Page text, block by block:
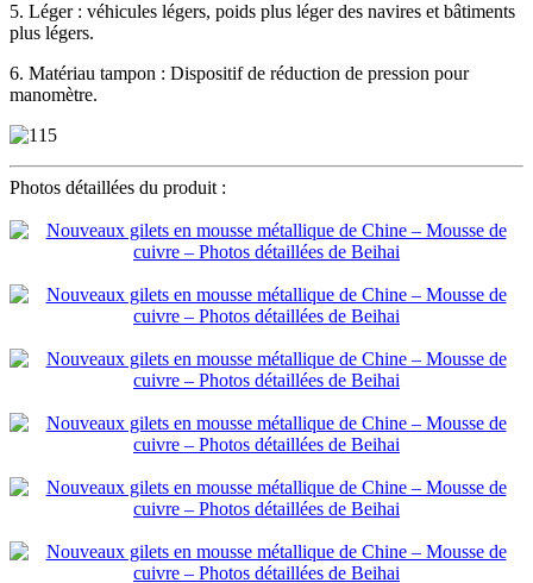
5. Léger : véhicules légers, poids plus léger des navires et bâtiments
plus légers.
6. Matériau tampon : Dispositif de réduction de pression pour
manomètre.
Photos détaillées du produit :